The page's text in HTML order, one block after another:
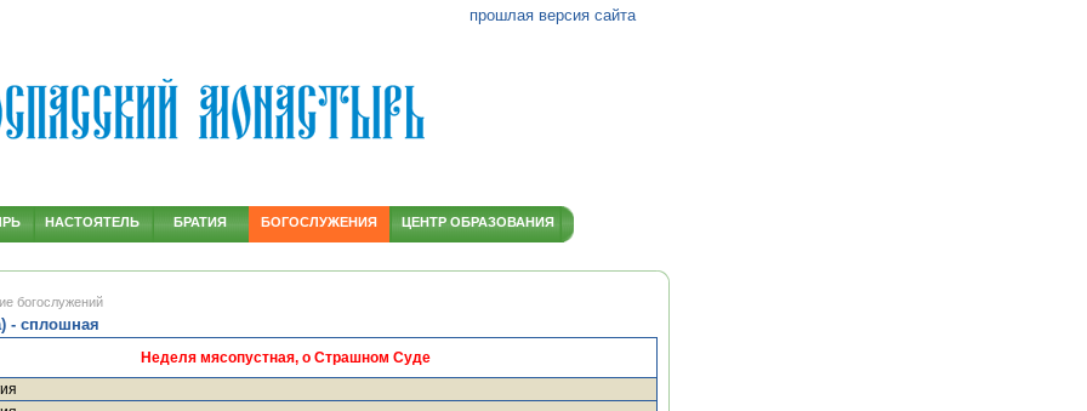
богослужений
- сплошная
Неделя мясопустная, о Страшном Суде
НАСТОЯТЕЛЬ БРАТИЯ БОГОСЛУЖЕНИЯ ЦЕНТР ОБРАЗОВАНИЯ
прошлая версия сайта